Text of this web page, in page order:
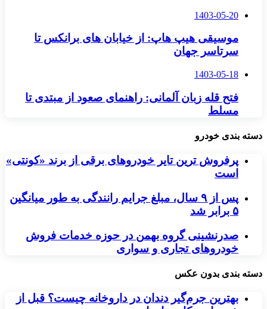
1403-05-20
موسیقی هیپ هاپ: از خیابان های برانکس تا
سرتاسر جهان
1403-05-18
فتح قله زبان آلمانی: راهنمای صعود از مبتدی تا
مسلط
دسته بندی خودرو
پرفروش ترین تایر خودروهای برقی از برند «کونتی»
است
پس از ۹ سال، مبلغ جرایم رانندگی به طور میانگین
۵ برابر شد
صدرنشینی گروه بهمن در حوزه خدمات فروش
خودروهای تجاری و سواری
دسته بندی بدون عکس
بهترین جرم‌گیر دندان در داروخانه چیست؟ قبل از